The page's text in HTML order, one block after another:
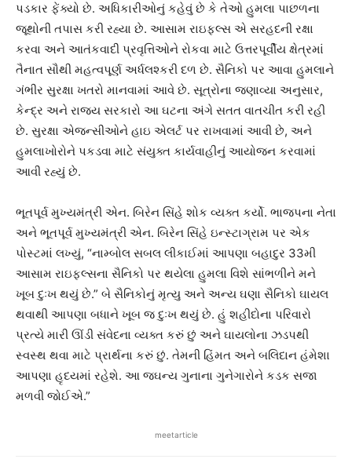
પડકાર ફેંક્યો છે. અધિકારીઓનું કહેવું છે કે તેઓ હુમલા પાછળના
જૂથોની તપાસ કરી રહ્યા છે. આસામ રાઇફલ્સ એ સરહદની રક્ષા
કરવા અને આતંકવાદી પ્રવૃત્તિઓને રોકવા માટે ઉત્તરપૂર્વીય ક્ષેત્રમાં
તૈનાત સૌથી મહત્વપૂર્ણ અર્ધલશ્કરી દળ છે. સૈનિકો પર આવા હુમલાને
ગંભીર સુરક્ષા ખતરો માનવામાં આવે છે. સૂત્રોના જણાવ્યા અનુસાર,
કેન્દ્ર અને રાજ્ય સરકારો આ ઘટના અંગે સતત વાતચીત કરી રહી
છે. સુરક્ષા એજન્સીઓને હાઇ એલર્ટ પર રાખવામાં આવી છે, અને
હુમલાખોરોને પકડવા માટે સંયુક્ત કાર્યવાહીનું આયોજન કરવામાં
આવી રહ્યું છે.
ભૂતપૂર્વ મુખ્યમંત્રી એન. બિરેન સિંહે શોક વ્યક્ત કર્યો. ભાજપના નેતા
અને ભૂતપૂર્વ મુખ્યમંત્રી એન. બિરેન સિંહે ઇન્સ્ટાગ્રામ પર એક
પોસ્ટમાં લખ્યું, “નામ્બોલ સબલ લીકાઈમાં આપણા બહાદુર 33મી
આસામ રાઇફલ્સના સૈનિકો પર થયેલા હુમલા વિશે સાંભળીને મને
ખૂબ દુઃખ થયું છે.” બે સૈનિકોનું મૃત્યુ અને અન્ય ઘણા સૈનિકો ઘાયલ
થવાથી આપણા બધાને ખૂબ જ દુઃખ થયું છે. હું શહીદોના પરિવારો
પ્રત્યે મારી ઊંડી સંવેદના વ્યક્ત કરું છું અને ઘાયલોના ઝડપથી
સ્વસ્થ થવા માટે પ્રાર્થના કરું છું. તેમની હિંમત અને બલિદાન હંમેશા
આપણા હૃદયમાં રહેશે. આ જઘન્ય ગુનાના ગુનેગારોને કડક સજા
મળવી જોઈએ.”
meetarticle